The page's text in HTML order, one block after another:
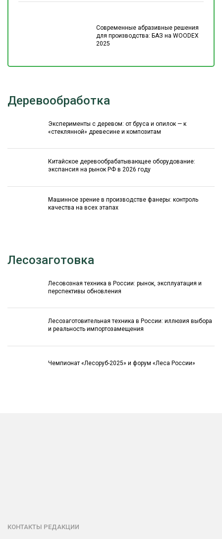
Современные абразивные решения
для производства: БАЗ на WOODEX
2025
Деревообработка
Эксперименты с деревом: от бруса и опилок — к
«стеклянной» древесине и композитам
Китайское деревообрабатывающее оборудование:
экспансия на рынок РФ в 2026 году
Машинное зрение в производстве фанеры: контроль
качества на всех этапах
Лесозаготовка
Лесовозная техника в России: рынок, эксплуатация и
перспективы обновления
Лесозаготовительная техника в России: иллюзия выбора
и реальность импортозамещения
Чемпионат «Лесоруб-2025» и форум «Леса России»
КОНТАКТЫ РЕДАКЦИИ